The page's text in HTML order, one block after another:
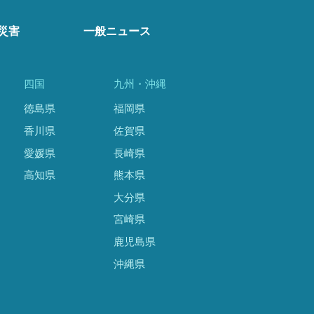
害 一般ニュース
四国
徳島県
香川県
愛媛県
高知県
九州・沖縄
福岡県
佐賀県
長崎県
熊本県
大分県
宮崎県
鹿児島県
沖縄県